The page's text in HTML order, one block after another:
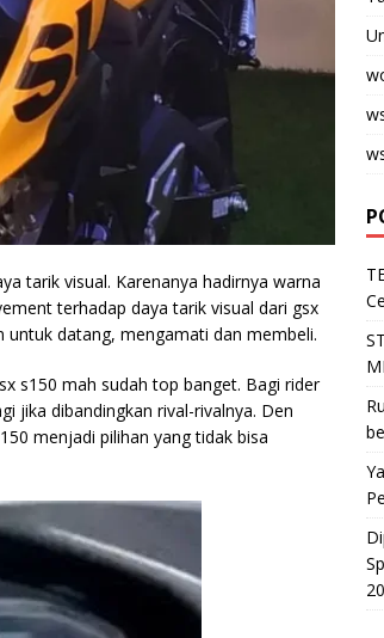
tarik visual. Karenanya hadirnya warna
terhadap daya tarik visual dari gsx
untuk datang, mengamati dan membeli.
s150 mah sudah top banget. Bagi rider
jika dibandingkan rival-rivalnya. Den
menjadi pilihan yang tidak bisa